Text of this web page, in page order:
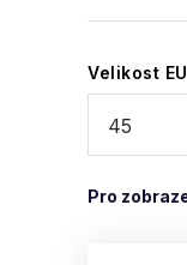
Velikost EU